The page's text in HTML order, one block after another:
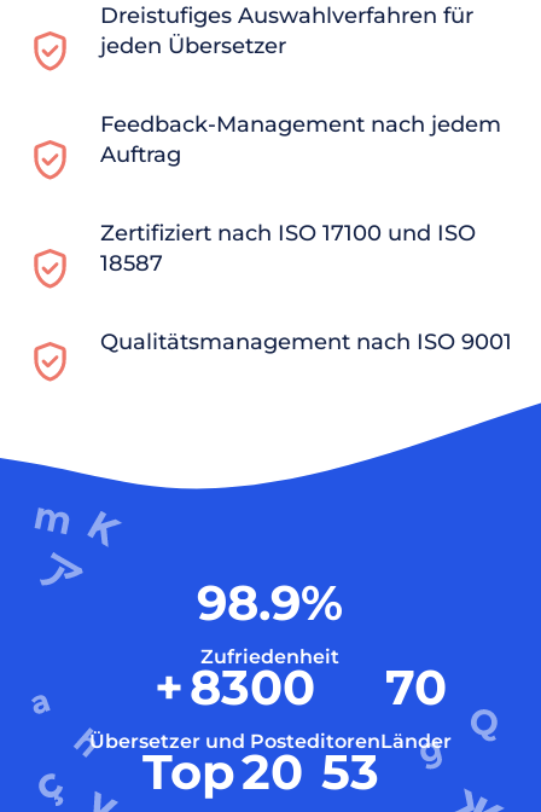
Dreistufiges Auswahlverfahren für
jeden Übersetzer
Feedback-Management nach jedem
Auftrag
Zertifiziert nach ISO 17100 und ISO
18587
Qualitätsmanagement nach ISO 9001
98.9%
Zufriedenheit
+8300
Übersetzer und Posteditoren
70
Länder
Top20 53